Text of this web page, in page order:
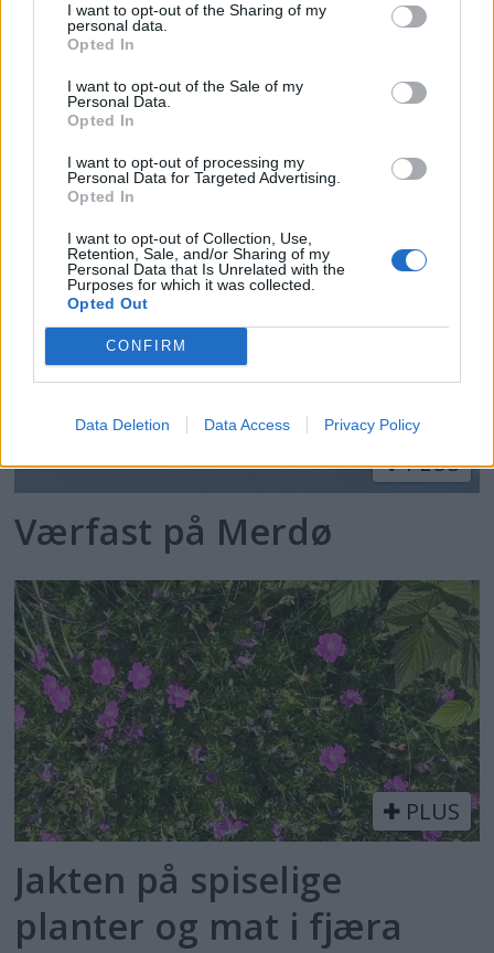
I want to opt-out of the Sharing of my
personal data.
Opted In
I want to opt-out of the Sale of my
Personal Data.
Opted In
I want to opt-out of processing my
Personal Data for Targeted Advertising.
Opted In
I want to opt-out of Collection, Use,
Retention, Sale, and/or Sharing of my
Personal Data that Is Unrelated with the
Purposes for which it was collected.
Opted Out
CONFIRM
Data Deletion Data Access Privacy Policy
PLUS
Krabbehiv i Lyngørsund
PLUS
Værfast på Merdø
PLUS
Jakten på spiselige
planter og mat i fjæra